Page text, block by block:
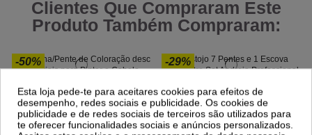
Clientes Que Compraram Este
Produto Também Compraram:
-50%
Trincha/Pente de Coloração
0,28 €0,56 €
-29%
Estojo 7 Pentes e 1 Escova Infinite Pro
Set Andreia Professional
20,31 €28,60 €
Esta loja pede-te para aceitares cookies para efeitos de
desempenho, redes sociais e publicidade. Os cookies de
publicidade e de redes sociais de terceiros são utilizados para
te oferecer funcionalidades sociais e anúncios personalizados.